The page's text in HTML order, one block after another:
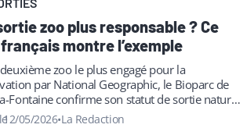
zoo plus responsable ? Ce
montre l’exemple
deuxième zoo le plus engagé pour la
par National Geographic, le Bioparc de
Fontaine confirme son statut de sortie nature
les autres. En Anjou, ce parc…
12/05/2026•La Redaction